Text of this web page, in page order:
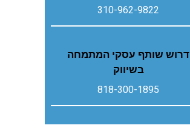
310-962-9822
דרוש שותף עסקי המתמחה
בשיווק
818-300-1895